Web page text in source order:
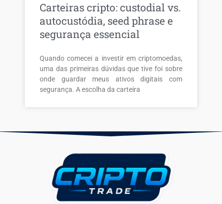
Carteiras cripto: custodial vs.
autocustódia, seed phrase e
segurança essencial
Quando comecei a investir em criptomoedas,
uma das primeiras dúvidas que tive foi sobre
onde guardar meus ativos digitais com
segurança. A escolha da carteira